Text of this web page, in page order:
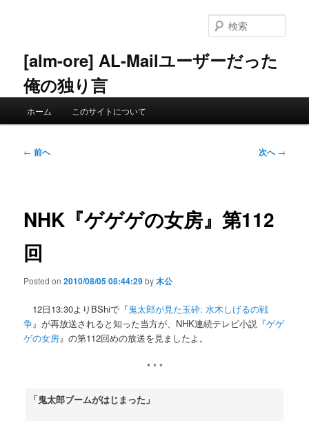
ン
へ
[alm-ore] AL-Mailユーザーだった
俺の独り言
索
ホーム このサイトについて
投
ー
ョ
ン
← 前へ 次へ→
NHK『ゲゲゲの女房』第112
回
Posted on2010/08/05 08:44:29by木公
12日13:30よりBShiで『鬼太郎が見た玉砕: 水木しげるの戦
争』が再放送されると知った当方が、NHK連続テレビ小説『ゲゲ
ゲの女房』の第112回めの放送を見ましたよ。
* * *
「鬼太郎ブームがはじまった」